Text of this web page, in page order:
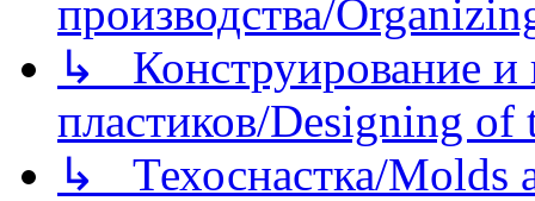
производства/
↳ Конструирование и
пластиков/Designing of
↳ Техоснастка/Molds